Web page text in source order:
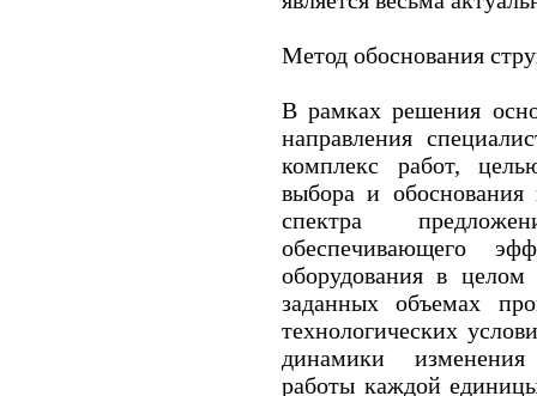
Метод обоснования
В рамках решения
направления
комплекс работ,
выбора и обоснования
спектра
обеспечивающего
оборудования в
заданных объемах
технологических
динамики изменения
работы каждой